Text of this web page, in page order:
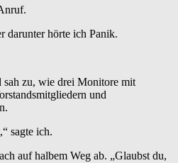
darunter hörte ich Panik.
sah zu, wie drei Monitore mit
und
sagte ich.
auf halbem Weg ab. „Glaubst du,